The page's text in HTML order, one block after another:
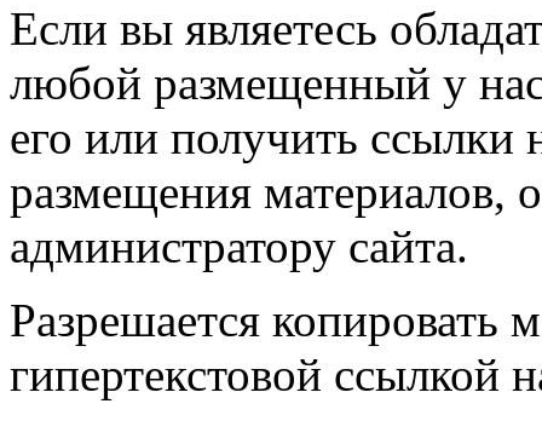
Если вы являетесь
любой размещенный у
его или получить ссылки
размещения материалов,
администратору сайта.
Разрешается копировать
гипертекстовой ссылкой